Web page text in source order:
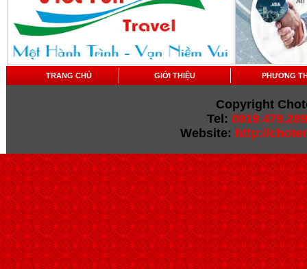
TRANG CHỦ GIỚI THIỆU PHƯƠNG
Copyright
Tel: 0919.479.289
Website: http://